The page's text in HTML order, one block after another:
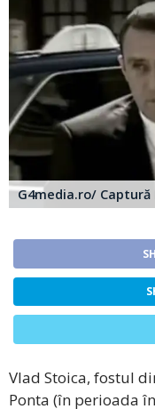
G4media.ro/ Captură
Vlad Stoica, fostul
Ponta (în perioada